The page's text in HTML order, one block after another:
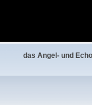
das Angel- und